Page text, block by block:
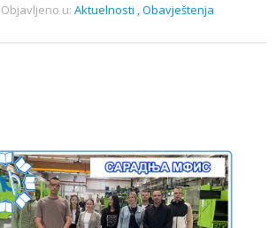
Objavljeno u: Aktuelnosti ,Obavještenja